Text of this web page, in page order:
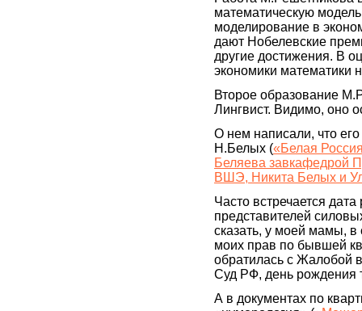
математическую
моделирование в
дают Нобелевские
другие достижения. В
экономики математики
Второе образование
Лингвист. Видимо, оно
О нем написали, что
Н.Белых («Белая
Беляева завкафедрой
ВШЭ, Никита Белых и
Часто встречается
представителей
сказать, у моей мамы,
моих прав по бывшей
обратилась с Жалобой
Суд РФ, день рождения
А в документах по